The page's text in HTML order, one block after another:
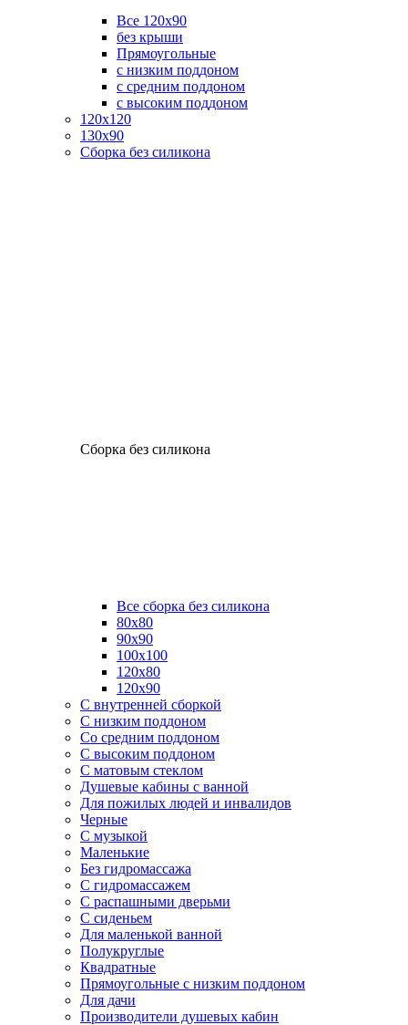
Все 120х90
без крыши
Прямоугольные
с низким поддоном
с средним поддоном
с высоким поддоном
120х120
130х90
Сборка без силикона
Сборка без силикона
Все сборка без силикона
80х80
90х90
100х100
120х80
120х90
С внутренней сборкой
C низким поддоном
Со средним поддоном
С высоким поддоном
С матовым стеклом
Душевые кабины с ванной
Для пожилых людей и инвалидов
Черные
С музыкой
Маленькие
Без гидромассажа
С гидромассажем
С распашными дверьми
С сиденьем
Для маленькой ванной
Полукруглые
Квадратные
Прямоугольные с низким поддоном
Для дачи
Производители душевых кабин